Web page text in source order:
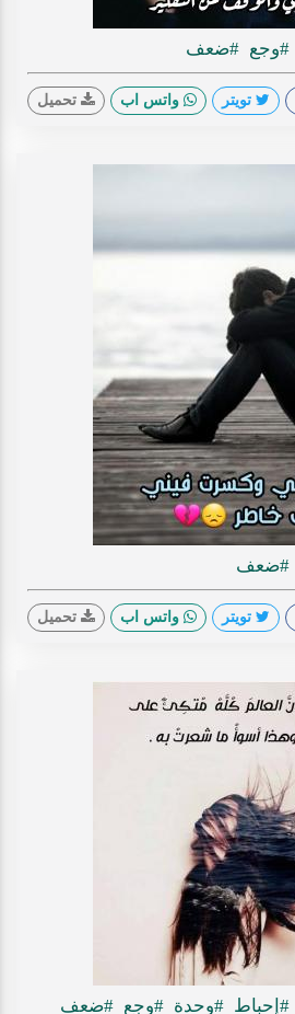
#وجع #ضعف
تويتر واتس اب تحميل
#ضعف
تويتر واتس اب تحميل
#إحباط #وحدة #وجع #ضعف